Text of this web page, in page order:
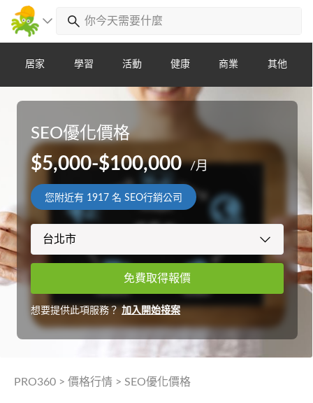
居家 學習 活動 健康 商業 其他
SEO優化價格
$5,000-$100,000 /月
您附近有 1917 名 SEO行銷公司
免費取得報價
想要提供此項服務？加入開始接案
PRO360 > 價格行情 > SEO優化價格